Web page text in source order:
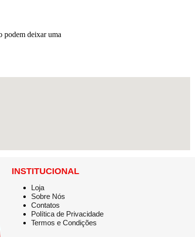
podem deixar uma
INSTITUCIONAL
Loja
Sobre Nós
Contatos
Política de Privacidade
Termos e Condições